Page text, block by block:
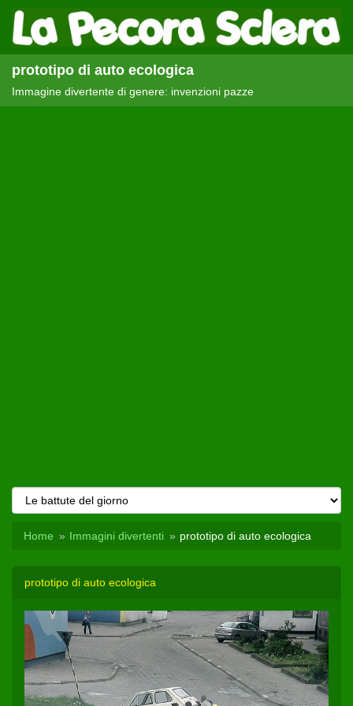
prototipo di auto ecologica
Immagine divertente di genere: invenzioni pazze
Home Immagini divertenti prototipo di auto ecologica
prototipo di auto ecologica